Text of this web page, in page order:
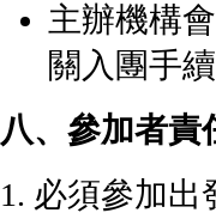
主辦機構
關入團手
八、參加者責
1. 必須參加出